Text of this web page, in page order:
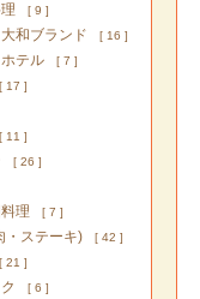
[ 9 ]
和ブランド [ 16 ]
テル [ 7 ]
17 ]
11 ]
[ 26 ]
理 [ 7 ]
・ステーキ) [ 42 ]
21 ]
[ 6 ]